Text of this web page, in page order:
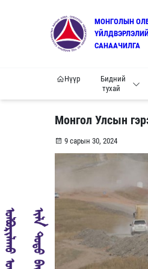
МОНГОЛЫН
САНААЧИЛГА
Нүүр
Бидний
тухай
Монгол Улсын
9 сарын 30, 2024